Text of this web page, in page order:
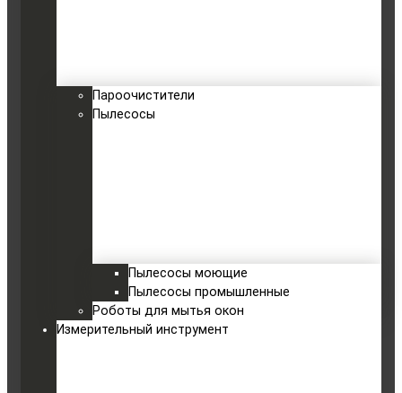
Пароочистители
Пылесосы
Пылесосы моющие
Пылесосы промышленные
Роботы для мытья окон
Измерительный инструмент